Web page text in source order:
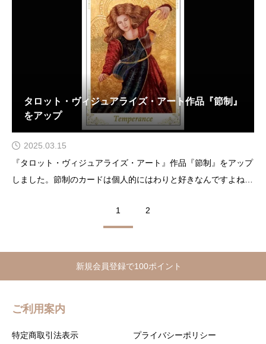
タロット・ヴィジュアライズ・アート作品『節制』
をアップ
2025.03.15
『タロット・ヴィジュアライズ・アート』作品『節制』をアップ
しました。節制のカードは個人的にはわりと好きなんですよね。
がこの『節制』だからです。節制をパーソナルカードに持つ人
は、生まれ持ったヒーラーの素質があるらしい。現段階ではヒー
1 2
新規会員登録で100ポイント
ご利用案内
特定商取引法表示 プライバシーポリシー